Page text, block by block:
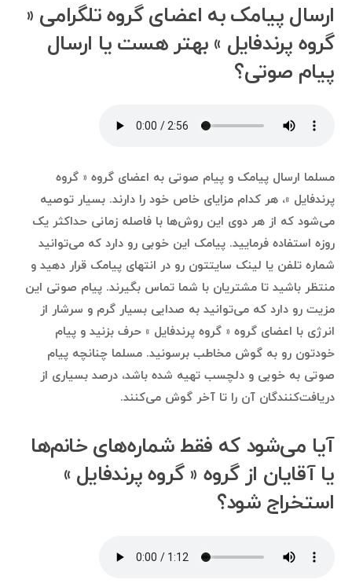
ارسال پیامک به اعضای گروه تلگرامی ‌«
گروه پرندفایل » بهتر هست یا ارسال
پیام صوتی؟
مسلما ارسال پیامک و پیام صوتی به اعضای گروه ‌« گروه
پرندفایل »، هر کدام مزایای خاص خود را دارند. بسیار توصیه
می‌شود که از هر دوی این روش‌ها با فاصله زمانی حداکثر یک
روزه استفاده فرمایید. پیامک این خوبی رو دارد که می‌توانید
شماره تلفن یا لینک سایتتون رو در انتهای پیامک قرار دهید و
منتظر باشید تا مشتریان با شما تماس بگیرند. پیام صوتی این
مزیت رو دارد که می‌توانید به صدایی بسیار گرم و سرشار از
انرژی با اعضای گروه ‌« گروه پرندفایل » حرف بزنید و پیام
خودتون رو به گوش مخاطب برسونید. مسلما چنانچه پیام
صوتی به خوبی و دلچسب تهیه شده باشد، درصد بسیاری از
دریافت‌کنندگان آن را تا آخر گوش می‌کنند.
آیا می‌شود که فقط شماره‌های خانم‌ها
یا آقایان از گروه ‌« گروه پرندفایل »
استخراج شود؟